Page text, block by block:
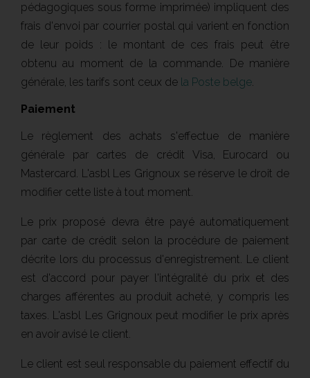
pédagogiques sous forme imprimée) impliquent des
frais d'envoi par courrier postal qui varient en fonction
de leur poids : le montant de ces frais peut être
obtenu au moment de la commande. De manière
générale, les tarifs sont ceux de la Poste belge.
Paiement
Le règlement des achats s'effectue de manière
générale par cartes de crédit Visa, Eurocard ou
Mastercard. L'asbl Les Grignoux se réserve le droit de
modifier cette liste à tout moment.
Le prix proposé devra être payé automatiquement
par carte de crédit selon la procédure de paiement
décrite lors du processus d'enregistrement. Le client
est d'accord pour payer l'intégralité du prix et des
charges afférentes au produit acheté, y compris les
taxes. L'asbl Les Grignoux peut modifier le prix après
en avoir avisé le client.
Le client est seul responsable du paiement effectif du